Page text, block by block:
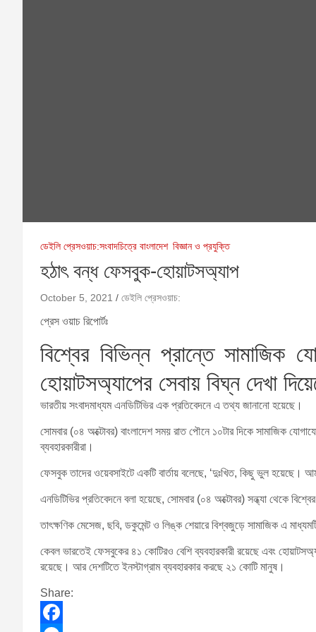
ডেইলি প্রেসওয়াচ:সংবাদচিত্রে বাংলাদেশ বিজ্ঞান ও প্রযুক্তি
হঠাৎ বন্ধ ফেসবুক-হোয়াটসঅ্যাপ
October 5, 2021 ডেইলি প্রেসওয়াচ:
প্রেস ওয়াচ রিপোর্টঃ
বিশ্বের বিভিন্ন প্রান্তে সামাজিক
হোয়াটসঅ্যাপের সেবায় বিঘ্ন দেখা
ভারতীয় সংবাদমাধ্যম এনডিটিভির এক প্রতিবেদনে এ তথ্য জানানো হয়েছে।
সোমবার (০৪ অক্টোবর) বাংলাদেশ সময় রাত পৌনে ১০টার দিকে সামাজিক
ব্যবহারকারীরা।
ফেসবুক তাদের ওয়েবসাইটে একটি বার্তায় বলেছে, ‘দুঃখিত, কিছু ভুল হয়েছে।
এনডিটিভির প্রতিবেদনে বলা হয়েছে, সোমবার (০৪ অক্টোবর) সন্ধ্যা থেকে
তাৎক্ষণিক মেসেজ, ছবি, ডকুমেন্ট ও লিঙ্ক শেয়ারে বিশ্বজুড়ে সামাজিক এ
কেবল ভারতেই ফেসবুকের ৪১ কোটিরও বেশি ব্যবহারকারী রয়েছে এবং
রয়েছে। আর দেশটিতে ইনস্টাগ্রাম ব্যবহারকার করছে ২১ কোটি মানুষ।
Share: